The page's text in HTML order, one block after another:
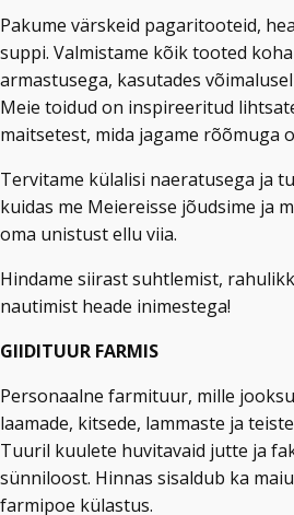
Pakume värskeid pagaritooteid,
suppi. Valmistame kõik tooted
armastusega, kasutades
Meie toidud on inspireeritud
maitsetest, mida jagame rõõmuga
Tervitame külalisi naeratusega ja
kuidas me Meiereisse jõudsime ja
oma unistust ellu viia.
Hindame siirast suhtlemist,
nautimist heade inimestega!
GIIDITUUR FARMIS
Personaalne farmituur, mille
laamade, kitsede, lammaste ja
Tuuril kuulete huvitavaid jutte ja
sünniloost. Hinnas sisaldub ka
farmipoe külastus.